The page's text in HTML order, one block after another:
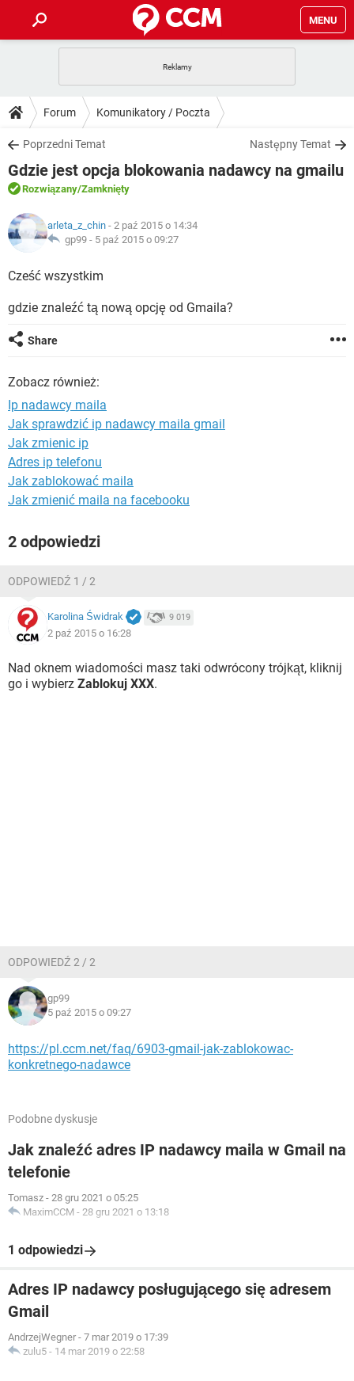
MENU
GRY WHATSAPP
SPOTIFY
INSTAGRAM FACEBOOK
WINDOWS 10
PORADY
PlayStation TIKTOK
SPOTIFY
INSTAGRAM
WINDOWS 10
DO POBRANIA
ANDROID TIKTOK
GRY
IOS NETFLIX
INSTAGRAM
WINDOWS 10
FORUM
COVID-19
GRY
ARTYKUŁY
COVID-19
GRY
SPOTIFY NETFLIX
INSTAGRAM
Forum Komunikatory / Poczta
Poprzedni Temat Następny Temat
Gdzie jest opcja blokowania nadawcy na gmailu
Rozwiązany/Zamknięty
arleta_z_chin - 2 paź 2015 o 14:34
gp99 - 5 paź 2015 o 09:27
Cześć wszystkim
gdzie znaleźć tą nową opcję od Gmaila?
Share
Zobacz również:
Ip nadawcy maila
Jak sprawdzić ip nadawcy maila gmail
Jak zmienic ip
Adres ip telefonu
Jak zablokować maila
Jak zmienić maila na facebooku
2 odpowiedzi
ODPOWIEDŹ 1 / 2
Karolina Świdrak 9 019
2 paź 2015 o 16:28
Nad oknem wiadomości masz taki odwrócony trójkąt, kliknij
go i wybierz Zablokuj XXX.
ODPOWIEDŹ 2 / 2
gp99
5 paź 2015 o 09:27
https://pl.ccm.net/faq/6903-gmail-jak-zablokowac-
konkretnego-nadawce
Podobne dyskusje
Jak znaleźć adres IP nadawcy maila w Gmail na
telefonie
Tomasz - 28 gru 2021 o 05:25
MaximCCM - 28 gru 2021 o 13:18
1 odpowiedzi
Adres IP nadawcy posługującego się adresem
Gmail
AndrzejWegner - 7 mar 2019 o 17:39
zulu5 - 14 mar 2019 o 22:58